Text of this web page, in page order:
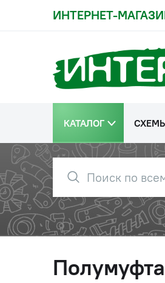
ИНТЕРНЕТ-
КАТАЛОГ